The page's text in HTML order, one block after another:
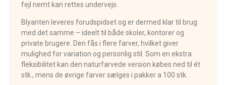
fejl nemt kan rettes undervejs.
Blyanten leveres forudspidset og er dermed klar til brug
med det samme – ideelt til både skoler, kontorer og
private brugere. Den fås i flere farver, hvilket giver
mulighed for variation og personlig stil. Som en ekstra
fleksibilitet kan den naturfarvede version købes ned til ét
stk., mens de øvrige farver sælges i pakker a 100 stk.